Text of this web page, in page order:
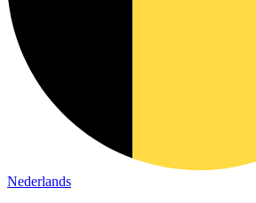
Nederlands